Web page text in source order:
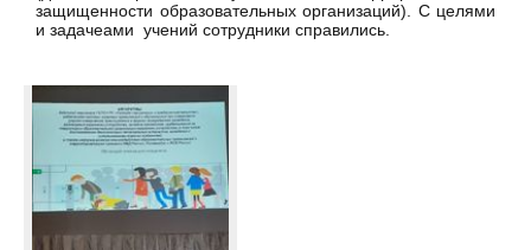
защищенности образовательных организаций). С целями
и задачеами учений сотрудники справились.